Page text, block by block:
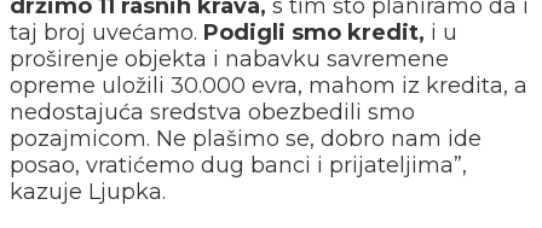
držimo 11 rasnih krava, s tim što planiramo da i
taj broj uvećamo. Podigli smo kredit, i u
proširenje objekta i nabavku savremene
opreme uložili 30.000 evra, mahom iz kredita, a
nedostajuća sredstva obezbedili smo
pozajmicom. Ne plašimo se, dobro nam ide
posao, vratićemo dug banci i prijateljima”,
kazuje Ljupka.